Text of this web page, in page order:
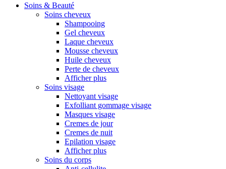
Soins & Beauté
Soins cheveux
Shampooing
Gel cheveux
Laque cheveux
Mousse cheveux
Huile cheveux
Perte de cheveux
Afficher plus
Soins visage
Nettoyant visage
Exfolliant gommage visage
Masques visage
Cremes de jour
Cremes de nuit
Epilation visage
Afficher plus
Soins du corps